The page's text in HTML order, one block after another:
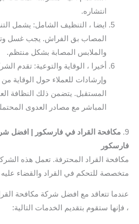
انتشاره.
ايضا ، التنظيف الشامل: يشمل
المصاب بق الفراش. يجب غسل
والملابس المصابة بشكل منتظم.
أخيرا ، الوقاية والتوعية: تقدم
وإرشادات للعملاء حول الوقاية
المستقبل. يتضمن ذلك النظافة
المباشر مع مصادر العدوى
9. مكافحة القراد في فارسكور | افضل
فارسكور
مكافحة القراد المحترفة. تعمل هذه
متخصصة للتحكم في القراد والقضاء
عندما تتعاقد مع افضل شركة مكافحة
، فإنها ستقوم بتقديم الخدمات التالية: